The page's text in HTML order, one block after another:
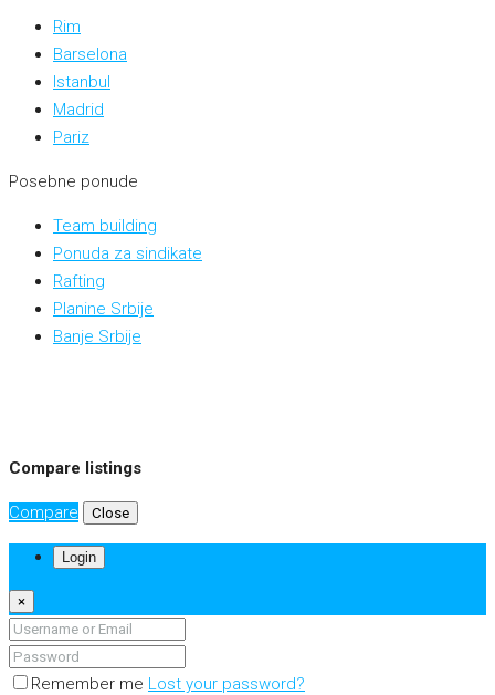
Rim
Barselona
Istanbul
Madrid
Pariz
Posebne ponude
Team building
Ponuda za sindikate
Rafting
Planine Srbije
Banje Srbije
Compare listings
Compare Close
Login
×
Remember me Lost your password?